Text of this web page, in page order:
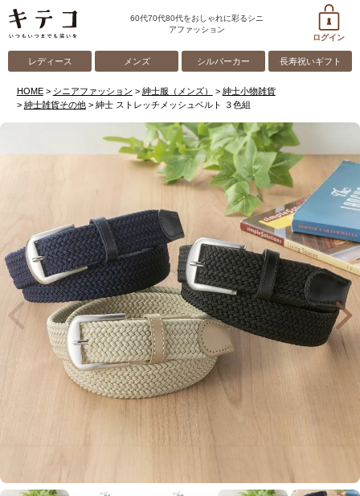
60代70代80代をおしゃれに彩るシニ
アファッション
ログイン
レディース メンズ シルバーカー 長寿祝いギフト
HOME シニアファッション 紳士服（メンズ）
紳士小物雑貨
紳士雑貨その他
紳士 ストレッチメッシュベルト ３色組